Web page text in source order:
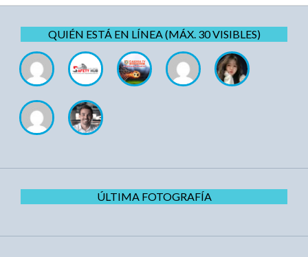
QUIÉN ESTÁ EN LÍNEA (MÁX. 30 VISIBLES)
ÚLTIMA FOTOGRAFÍA